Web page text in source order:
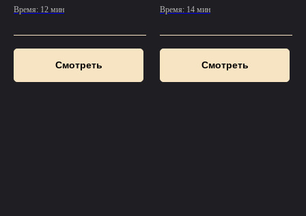
Время: 12 мин
Смотреть
Время: 14 мин
Смотреть